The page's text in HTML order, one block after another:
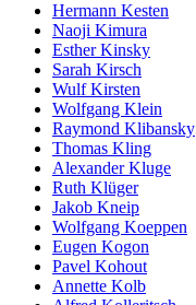
Hermann Kesten
Naoji Kimura
Esther Kinsky
Sarah Kirsch
Wulf Kirsten
Wolfgang Klein
Raymond Klibansky
Thomas Kling
Alexander Kluge
Ruth Klüger
Jakob Kneip
Wolfgang Koeppen
Eugen Kogon
Pavel Kohout
Annette Kolb